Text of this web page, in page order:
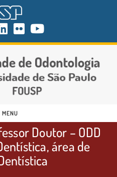
MENU
Doutor – ODD
área de